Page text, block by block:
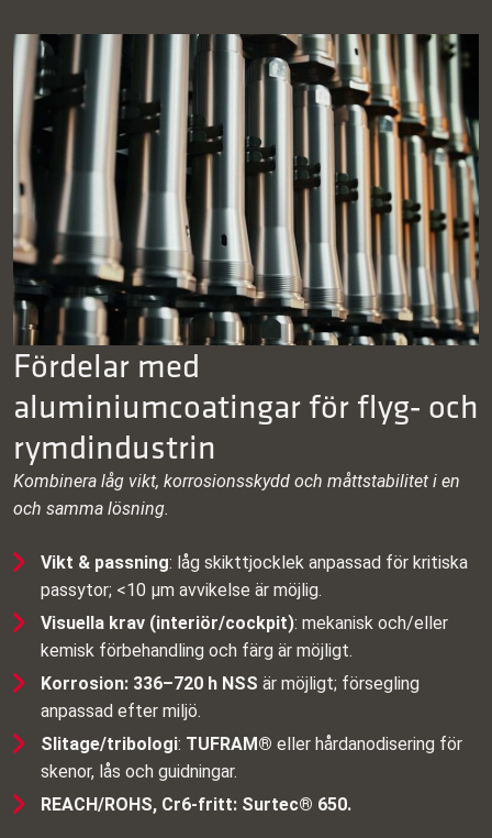
Fördelar med
aluminiumcoatingar för flyg‑ och
rymdindustrin
Kombinera låg vikt, korrosionsskydd och måttstabilitet i en
och samma lösning.
Vikt & passning: låg skikttjocklek anpassad för kritiska
passytor; <10 μm avvikelse är möjlig.
Visuella krav (interiör/cockpit): mekanisk och/eller
kemisk förbehandling och färg är möjligt.
Korrosion: 336–720 h NSS är möjligt; försegling
anpassad efter miljö.
Slitage/tribologi: TUFRAM® eller hårdanodisering för
skenor, lås och guidningar.
REACH/ROHS, Cr6‑fritt: Surtec® 650.